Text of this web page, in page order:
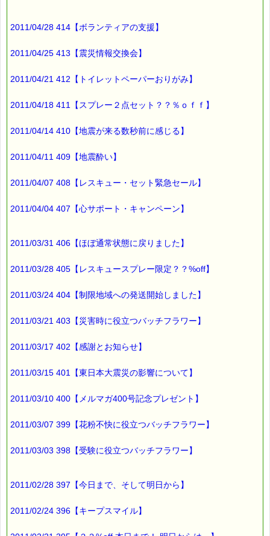
2011/04/28 414【ボランティアの支援】
2011/04/25 413【震災情報交換会】
2011/04/21 412【トイレットペーパーおりがみ】
2011/04/18 411【スプレー２点セット？？％ｏｆｆ】
2011/04/14 410【地震が来る数秒前に感じる】
2011/04/11 409【地震酔い】
2011/04/07 408【レスキュー・セット緊急セール】
2011/04/04 407【心サポート・キャンペーン】
2011/03/31 406【ほぼ通常状態に戻りました】
2011/03/28 405【レスキュースプレー限定？？%off】
2011/03/24 404【制限地域への発送開始しました】
2011/03/21 403【災害時に役立つバッチフラワー】
2011/03/17 402【感謝とお知らせ】
2011/03/15 401【東日本大震災の影響について】
2011/03/10 400【メルマガ400号記念プレゼント】
2011/03/07 399【花粉不快に役立つバッチフラワー】
2011/03/03 398【受験に役立つバッチフラワー】
2011/02/28 397【今日まで、そして明日から】
2011/02/24 396【キープスマイル】